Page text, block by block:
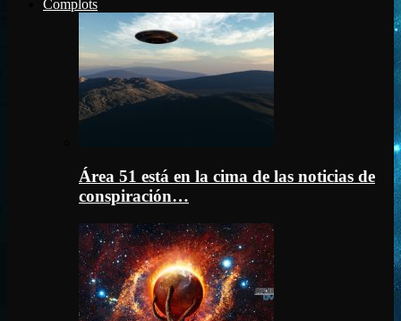
Complots
Área 51 está en la cima de las noticias de
conspiración…